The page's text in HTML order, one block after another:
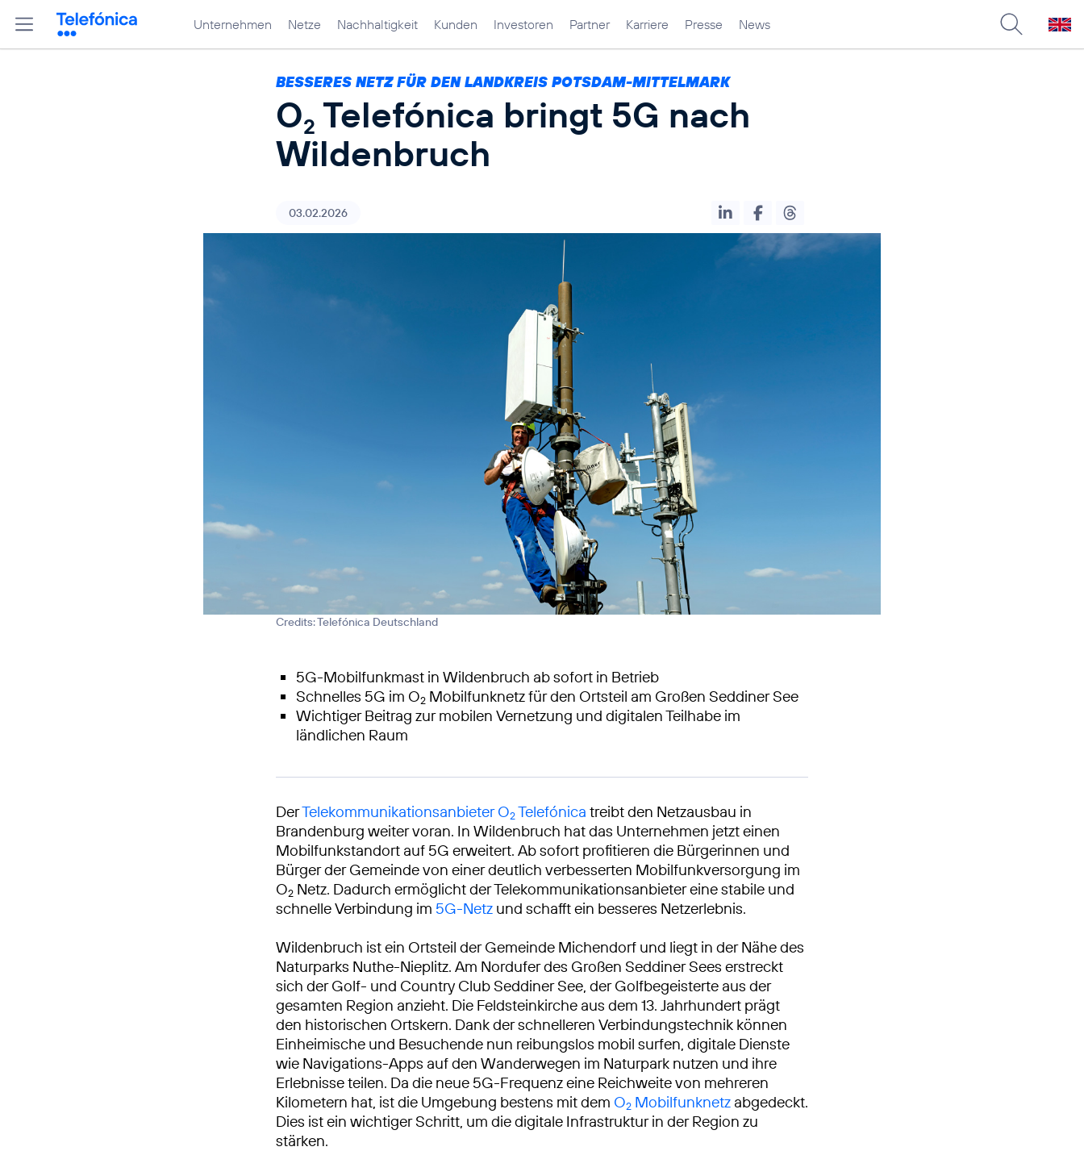
Unternehmen Netze Nachhaltigkeit Kunden Investoren Partner Karriere Presse News
BESSERES NETZ FÜR DEN LANDKREIS POTSDAM-MITTELMARK
O2 Telefónica bringt 5G nach
Wildenbruch
03.02.2026
Credits: Telefónica Deutschland
5G-Mobilfunkmast in Wildenbruch ab sofort in Betrieb
Schnelles 5G im O2 Mobilfunknetz für den Ortsteil am Großen Seddiner See
Wichtiger Beitrag zur mobilen Vernetzung und digitalen Teilhabe im
ländlichen Raum
DerTelekommunikationsanbieter O2Telefónica treibt den Netzausbau in
Brandenburg weiter voran. In Wildenbruch hat das Unternehmen jetzt einen
Mobilfunkstandort auf 5G erweitert. Ab sofort profitieren die Bürgerinnen und
Bürger der Gemeinde von einer deutlich verbesserten Mobilfunkversorgung im
O2 Netz. Dadurch ermöglicht der Telekommunikationsanbieter eine stabile und
schnelle Verbindung im 5G-Netz und schafft ein besseres Netzerlebnis.
Wildenbruch ist ein Ortsteil der Gemeinde Michendorf und liegt in der Nähe des
Naturparks Nuthe-Nieplitz. Am Nordufer des Großen Seddiner Sees erstreckt
sich der Golf- und Country Club Seddiner See, der Golfbegeisterte aus der
gesamten Region anzieht. Die Feldsteinkirche aus dem 13. Jahrhundert prägt
den historischen Ortskern. Dank der schnelleren Verbindungstechnik können
Einheimische und Besuchende nun reibungslos mobil surfen, digitale Dienste
wie Navigations-Apps auf den Wanderwegen im Naturpark nutzen und ihre
Erlebnisse teilen. Da die neue 5G-Frequenz eine Reichweite von mehreren
Kilometern hat, ist die Umgebung bestens mit dem O2 Mobilfunknetz abgedeckt.
Dies ist ein wichtiger Schritt, um die digitale Infrastruktur in der Region zu
stärken.